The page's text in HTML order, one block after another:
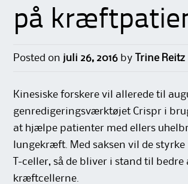
på
Posted on juli 26, 2016 by Trine
Kinesiske forskere vil allerede til
genredigeringsværktøjet Crispr i
at hjælpe patienter med ellers
lungekræft. Med saksen vil de
T-celler, så de bliver i stand til
kræftcellerne.